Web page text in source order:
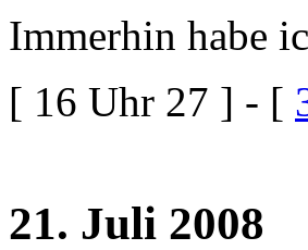
Immerhin habe
[ 16 Uhr 27 ] - [
21. Juli 2008